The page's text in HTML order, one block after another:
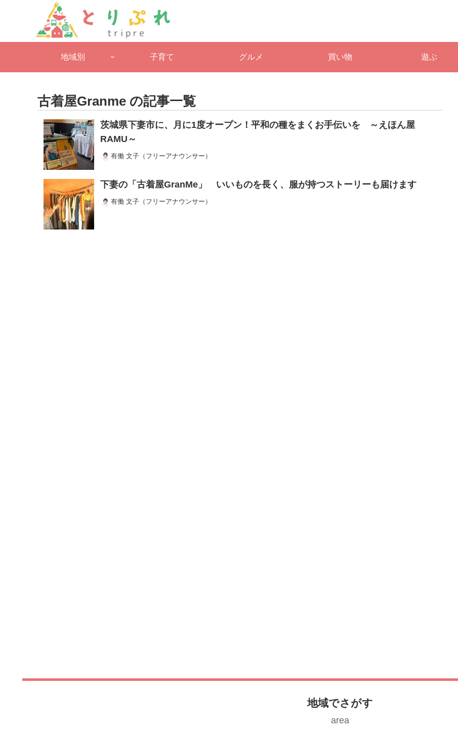
地域別 子育て グルメ 買い物 遊ぶ
古着屋Granme の記事一覧
茨城県下妻市に、月に1度オープン！平和の種をまくお手伝いを ～えほん屋
RAMU～
有働 文子（フリーアナウンサー）
下妻の「古着屋GranMe」 いいものを長く、服が持つストーリーも届けます
有働 文子（フリーアナウンサー）
地域でさがす
area